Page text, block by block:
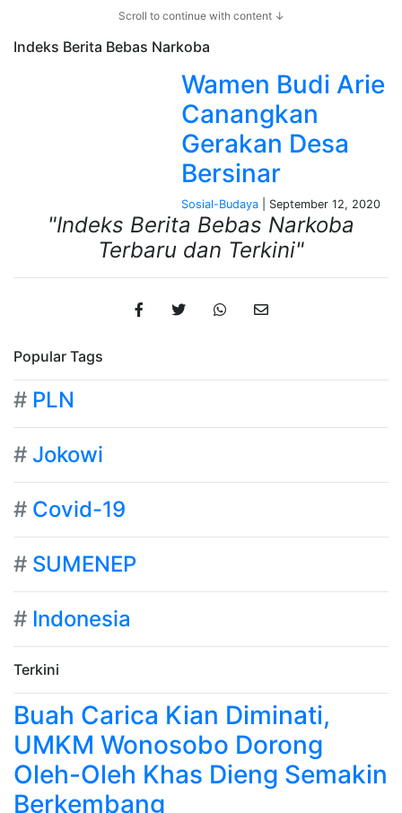
Scroll to continue with content ↓
Indeks Berita Bebas Narkoba
Wamen Budi Arie
Canangkan
Gerakan Desa
Bersinar
Sosial-Budaya| September 12, 2020
"Indeks Berita Bebas Narkoba
Terbaru dan Terkini"
Popular Tags
# PLN
# Jokowi
# Covid-19
# SUMENEP
# Indonesia
Terkini
Buah Carica Kian Diminati,
UMKM Wonosobo Dorong
Oleh-Oleh Khas Dieng Semakin
Berkembang